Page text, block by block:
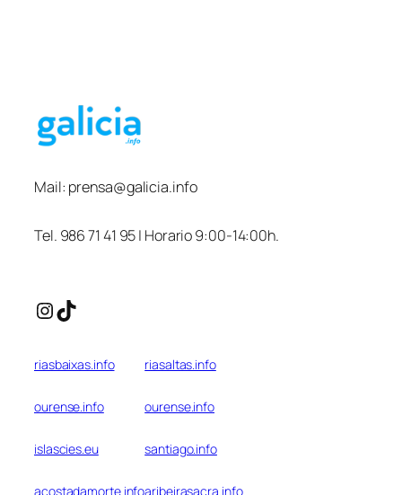
Mail: prensa@galicia.info
Tel. 986 71 41 95 | Horario 9:00-14:00h.
Instagram
TikTok
riasbaixas.info riasaltas.info
ourense.info ourense.info
islascies.eu santiago.info
acostadamorte.infoaribeirasacra.info